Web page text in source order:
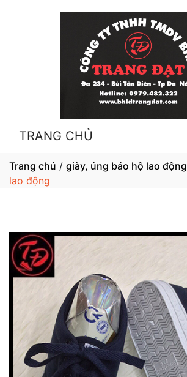
TRANG CHỦ
Trang chủ / giày, ủng bảo hộ lao động
lao động